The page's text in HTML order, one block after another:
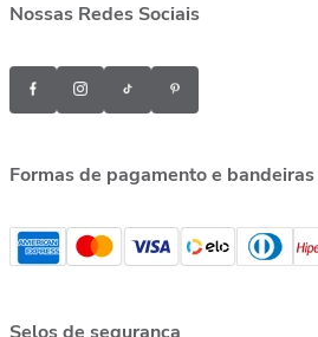
Nossas Redes Sociais
Formas de pagamento e